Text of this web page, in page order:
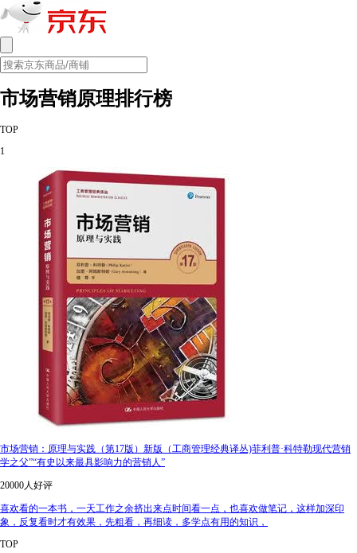
市场营销原理排行榜
TOP
1
市场营销：原理与实践（第17版）新版（工商管理经典译丛)菲利普·科特勒现代营销
学之父”“有史以来最具影响力的营销人”
20000人好评
喜欢看的一本书，一天工作之余挤出来点时间看一点，也喜欢做笔记，这样加深印
象，反复看时才有效果，先粗看，再细读，多学点有用的知识，
TOP